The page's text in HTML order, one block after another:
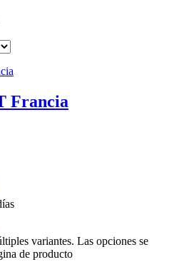
(1)
Francia
variantes. Las opciones se
de producto